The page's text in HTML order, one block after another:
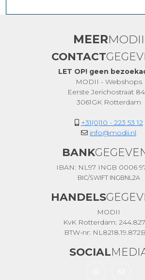
MEERMODII
CONTACT
LET OP! geen
MODII - Webshops
Eerste Jerichostraat
3061GK Rotterdam
+31(0)10 - 223 53 12
info@modii.nl
BANK
IBAN: NL97 INGB 0006
BIC/SWIFT INGBNL2A
HANDELS
MODII
KvK Rotterdam:
BTW-nr:
SOCIAL